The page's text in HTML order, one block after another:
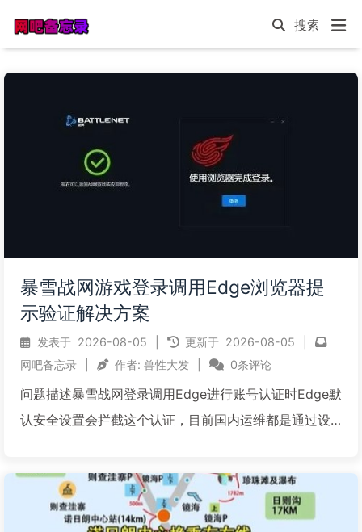
暴雪战网游戏登录调用Edge浏览器提
示验证解决方案
发表于 2026-08-05 更新于 2026-08-05
网吧备忘录
作者: 兽性大发 0条评论
问题描述暴雪战网登录调用Edge进行账号认证时Edge默
认安全设置会拦截这个认证，目前国内运维都是通过设
决，即：在Edge地址栏输入 edge://flags 进入浏览器设
置页面，然后搜索：Local Net...
阅读全文...